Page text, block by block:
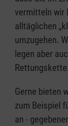
vermitteln wir
alltäglichen
umzugehen.
legen aber
Rettungskette.
Gerne bieten
zum Beispiel
an -